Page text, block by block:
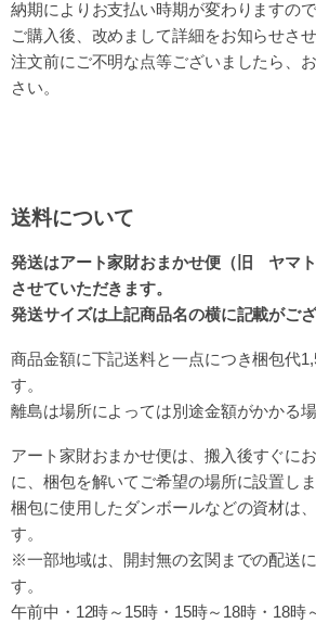
納期によりお支払い時期が変わりますの
ご購入後、改めまして詳細をお知らせさ
注文前にご不明な点等ございましたら、
さい。
送料について
発送はアート家財おまかせ便（旧 ヤマ
させていただきます。
発送サイズは上記商品名の横に記載がござ
商品金額に下記送料と一点につき梱包代
す。
離島は場所によっては別途金額がかかる
アート家財おまかせ便は、 搬入後すぐに
に、梱包を解いてご希望の場所に設置しま
梱包に使用したダンボールなどの資材は
す。
※一部地域は、開封無の玄関までの配送
す。
午前中・12時～15時・15時～18時・18時